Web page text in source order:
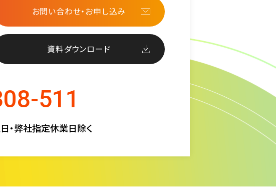
お問い合わせ・お申し込み
資料ダウンロード
511
・弊社指定休業日除く